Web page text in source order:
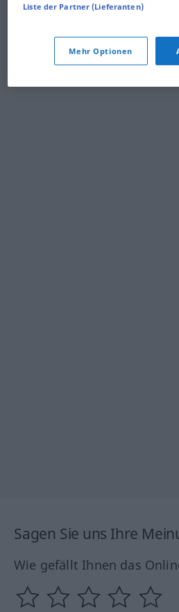
Sagen Sie uns Ihre
Wie gefällt Ihnen das
Liste der Partner (Lieferanten)
Mehr Optionen